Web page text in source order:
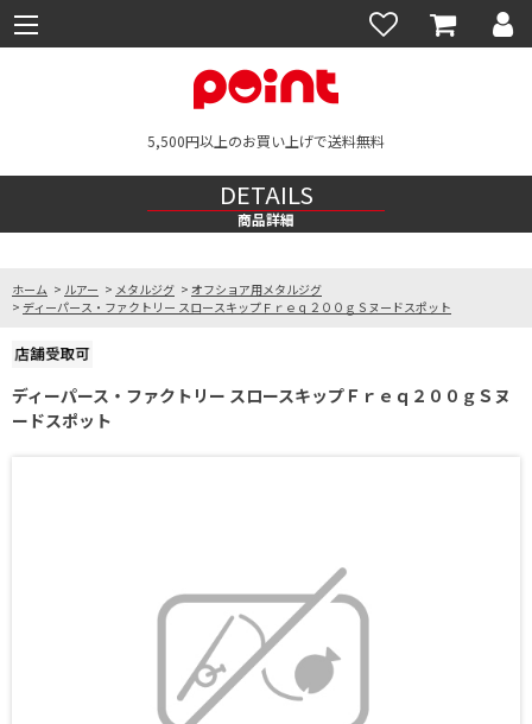
5,500円以上のお買い上げで送料無料
DETAILS
商品詳細
ホーム > ルアー > メタルジグ > オフショア用メタルジグ
> ディーパース・ファクトリー スロースキップＦｒｅｑ２００ｇＳヌードスポット
ディーパース・ファクトリー スロースキップＦｒｅｑ２００ｇＳヌ
ードスポット